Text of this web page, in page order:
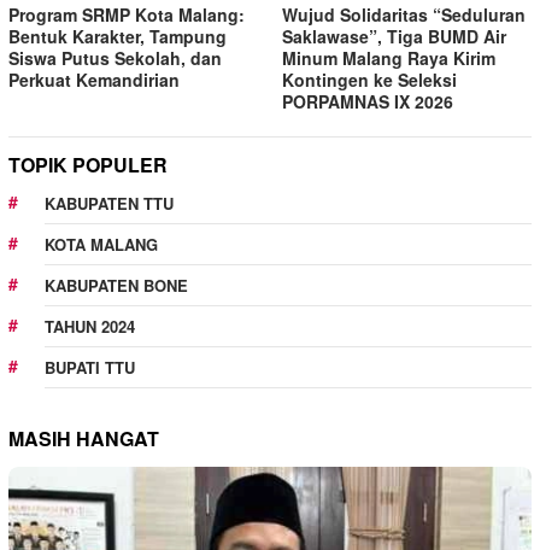
Program SRMP Kota Malang:
Bentuk Karakter, Tampung
Siswa Putus Sekolah, dan
Perkuat Kemandirian
Wujud Solidaritas “Seduluran
Saklawase”, Tiga BUMD Air
Minum Malang Raya Kirim
Kontingen ke Seleksi
PORPAMNAS IX 2026
TOPIK POPULER
KABUPATEN TTU
KOTA MALANG
KABUPATEN BONE
TAHUN 2024
BUPATI TTU
MASIH HANGAT